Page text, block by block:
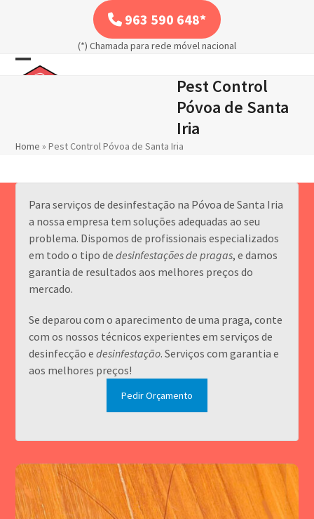
963 590 648*
(*) Chamada para rede móvel nacional
Open
Close
Pest Control
Póvoa de Santa
Iria
Home »Pest Control Póvoa de Santa Iria
Para serviços de desinfestação na Póvoa de Santa Iria
a nossa empresa tem soluções adequadas ao seu
problema. Dispomos de profissionais especializados
em todo o tipo dedesinfestações de pragas, e damos
garantia de resultados aos melhores preços do
mercado.
Se deparou com o aparecimento de uma praga, conte
com os nossos técnicos experientes em serviços de
desinfecção edesinfestação. Serviços com garantia e
aos melhores preços!
Pedir Orçamento